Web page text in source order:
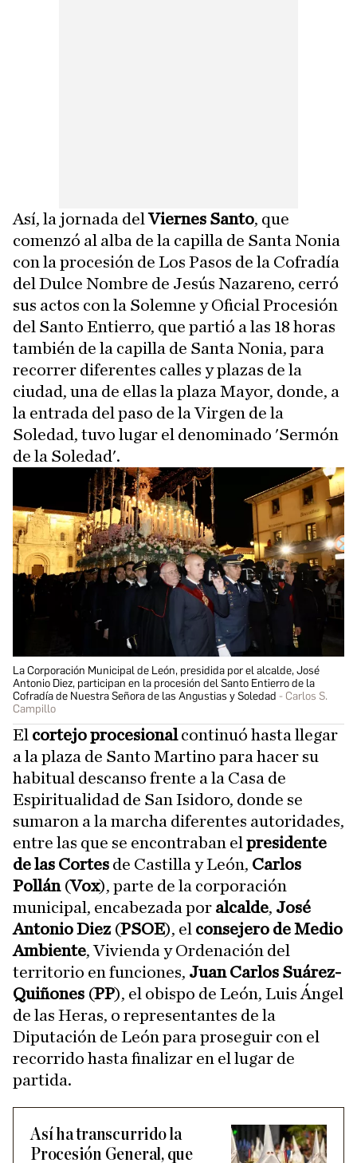
Así, la jornada delViernes Santo, que
comenzó al alba de la capilla de Santa Nonia
con la procesión de Los Pasos de la Cofradía
del Dulce Nombre de Jesús Nazareno, cerró
sus actos con la Solemne y Oficial Procesión
del Santo Entierro, que partió a las 18 horas
también de la capilla de Santa Nonia, para
recorrer diferentes calles y plazas de la
ciudad, una de ellas la plaza Mayor, donde, a
la entrada del paso de la Virgen de la
Soledad, tuvo lugar el denominado 'Sermón
de la Soledad'.
La Corporación Municipal de León, presidida por el alcalde, José
Antonio Diez, participan en la procesión del Santo Entierro de la
Cofradía de Nuestra Señora de las Angustias y Soledad
Carlos S.
Campillo
El cortejo procesionalcontinuó hasta llegar
a la plaza de Santo Martino para hacer su
habitual descanso frente a la Casa de
Espiritualidad de San Isidoro, donde se
sumaron a la marcha diferentes autoridades,
entre las que se encontraban el presidente
de las Cortes de Castilla y León, Carlos
Pollán (Vox), parte de la corporación
municipal, encabezada por alcalde, José
Antonio Diez(PSOE), el consejero de Medio
Ambiente, Vivienda y Ordenación del
territorio en funciones, Juan Carlos Suárez-
Quiñones (PP), el obispo de León, Luis Ángel
de las Heras, o representantes de la
Diputación de León para proseguir con el
recorrido hasta finalizar en el lugar de
partida.
Así ha transcurrido la
Procesión General, que